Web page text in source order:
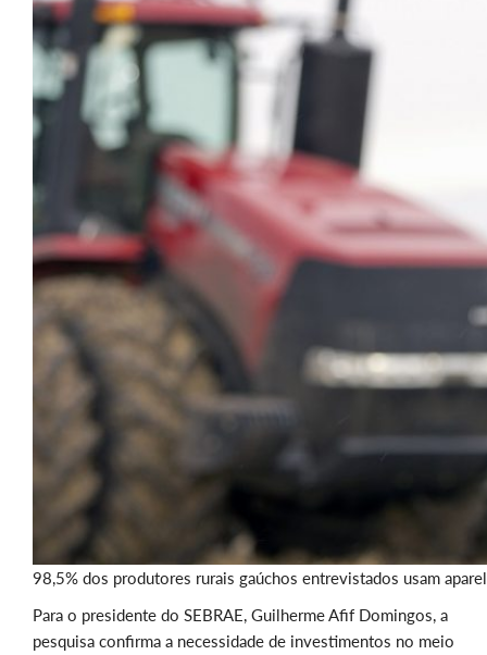
98,5% dos produtores rurais gaúchos entrevistados usam
Para o presidente do SEBRAE, Guilherme Afif Domingos, a
pesquisa confirma a necessidade de investimentos no meio